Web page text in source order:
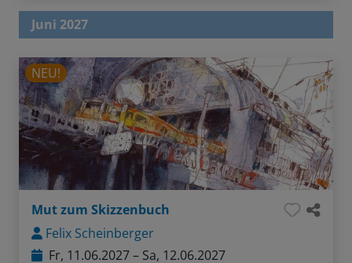
Juni 2027
NEU!
Mut zum Skizzenbuch
Felix Scheinberger
Fr, 11.06.2027 – Sa, 12.06.2027